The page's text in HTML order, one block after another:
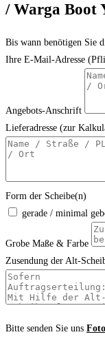
/ Warga Boot
Bis wann benötigen Sie
Ihre E-Mail-Adresse
Angebots-Anschrift
Lieferadresse (zur
Form der Scheibe(n)
gerade / minimal
Grobe Maße & Farbe
Zusendung der Alt-
Bitte senden Sie uns